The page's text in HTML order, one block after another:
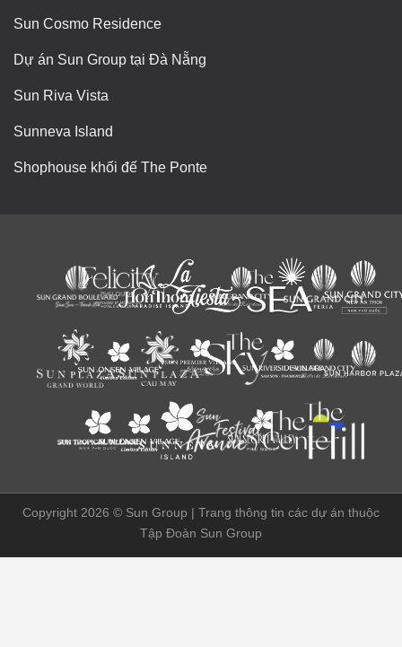
Sun Cosmo Residence
Dự án Sun Group tại Đà Nẵng
Sun Riva Vista
Sunneva Island
Shophouse khối đế The Ponte
Copyright 2026 © Sun Group | Trang thông tin các dự án thuộc
Tập Đoàn Sun Group